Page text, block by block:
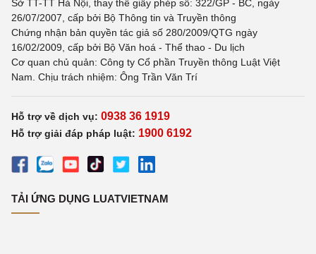
Sở TT-TT Hà Nội, thay thế giấy phép số: 322/GP - BC, ngày
26/07/2007, cấp bởi Bộ Thông tin và Truyền thông
Chứng nhận bản quyền tác giả số 280/2009/QTG ngày
16/02/2009, cấp bởi Bộ Văn hoá - Thể thao - Du lịch
Cơ quan chủ quản: Công ty Cổ phần Truyền thông Luật Việt
Nam. Chịu trách nhiệm: Ông Trần Văn Trí
Hỗ trợ về dịch vụ: 0938 36 1919
Hỗ trợ giải đáp pháp luật: 1900 6192
TẢI ỨNG DỤNG LUATVIETNAM